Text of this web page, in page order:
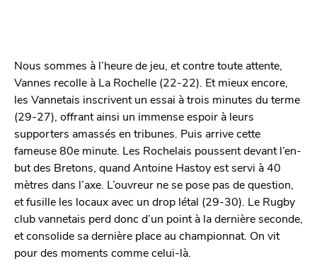
Nous sommes à l’heure de jeu, et contre toute attente,
Vannes recolle à La Rochelle (22-22). Et mieux encore,
les Vannetais inscrivent un essai à trois minutes du terme
(29-27), offrant ainsi un immense espoir à leurs
supporters amassés en tribunes. Puis arrive cette
fameuse 80e minute. Les Rochelais poussent devant l’en-
but des Bretons, quand Antoine Hastoy est servi à 40
mètres dans l’axe. L’ouvreur ne se pose pas de question,
et fusille les locaux avec un drop létal (29-30). Le Rugby
club vannetais perd donc d’un point à la dernière seconde,
et consolide sa dernière place au championnat. On vit
pour des moments comme celui-là.